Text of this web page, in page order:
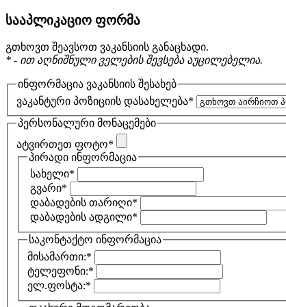
სააპლიკაციო ფორმა
გთხოვთ შეავსოთ ვაკანსიის განაცხადი.
* - ით აღნიშნული ველების შევსება აუცილებელია.
ინფორმაცია ვაკანსიის შესახებ
ვაკანტური პოზიციის დასახელება*
პერსონალური მონაცემები
ატვირთეთ ფოტო*
პირადი ინფორმაცია
სახელი*
გვარი*
დაბადების თარიღი*
დაბადების ადგილი*
საკონტაქტო ინფორმაცია
მისამართი:*
ტელეფონი:*
ელ.ფოსტა:*